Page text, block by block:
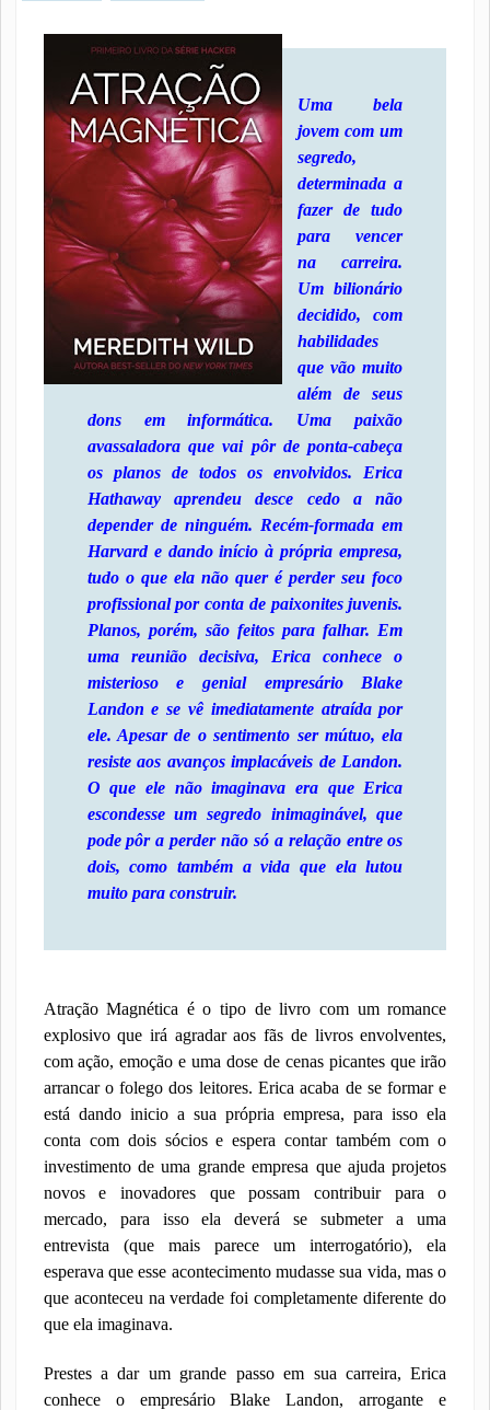
Uma bela
jovem com um
segredo,
determinada a
fazer de tudo
para vencer
na carreira.
Um bilionário
decidido, com
habilidades
que vão muito
além de seus
dons em informática. Uma paixão
avassaladora que vai pôr de ponta-cabeça
os planos de todos os envolvidos. Erica
Hathaway aprendeu desce cedo a não
depender de ninguém. Recém-formada em
Harvard e dando início à própria empresa,
tudo o que ela não quer é perder seu foco
profissional por conta de paixonites juvenis.
Planos, porém, são feitos para falhar. Em
uma reunião decisiva, Erica conhece o
misterioso e genial empresário Blake
Landon e se vê imediatamente atraída por
ele. Apesar de o sentimento ser mútuo, ela
resiste aos avanços implacáveis de Landon.
O que ele não imaginava era que Erica
escondesse um segredo inimaginável, que
pode pôr a perder não só a relação entre os
dois, como também a vida que ela lutou
muito para construir.
Atração Magnética é o tipo de livro com um romance
explosivo que irá agradar aos fãs de livros envolventes,
com ação, emoção e uma dose de cenas picantes que irão
arrancar o folego dos leitores. Erica acaba de se formar e
está dando inicio a sua própria empresa, para isso ela
conta com dois sócios e espera contar também com o
investimento de uma grande empresa que ajuda projetos
novos e inovadores que possam contribuir para o
mercado, para isso ela deverá se submeter a uma
entrevista (que mais parece um interrogatório), ela
esperava que esse acontecimento mudasse sua vida, mas o
que aconteceu na verdade foi completamente diferente do
que ela imaginava.
Prestes a dar um grande passo em sua carreira, Erica
conhece o empresário Blake Landon, arrogante e